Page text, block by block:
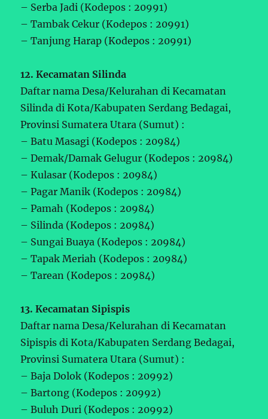
– Serba Jadi (Kodepos : 20991)
– Tambak Cekur (Kodepos : 20991)
– Tanjung Harap (Kodepos : 20991)
12. Kecamatan Silinda
Daftar nama Desa/Kelurahan di Kecamatan
Silinda di Kota/Kabupaten Serdang Bedagai,
Provinsi Sumatera Utara (Sumut) :
– Batu Masagi (Kodepos : 20984)
– Demak/Damak Gelugur (Kodepos : 20984)
– Kulasar (Kodepos : 20984)
– Pagar Manik (Kodepos : 20984)
– Pamah (Kodepos : 20984)
– Silinda (Kodepos : 20984)
– Sungai Buaya (Kodepos : 20984)
– Tapak Meriah (Kodepos : 20984)
– Tarean (Kodepos : 20984)
13. Kecamatan Sipispis
Daftar nama Desa/Kelurahan di Kecamatan
Sipispis di Kota/Kabupaten Serdang Bedagai,
Provinsi Sumatera Utara (Sumut) :
– Baja Dolok (Kodepos : 20992)
– Bartong (Kodepos : 20992)
– Buluh Duri (Kodepos : 20992)